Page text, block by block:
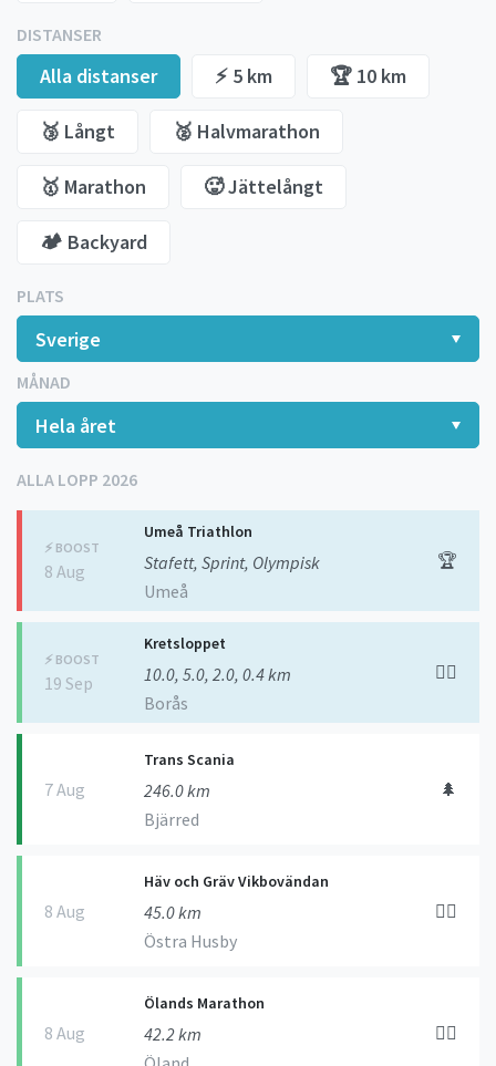
DISTANSER
Alla distanser ⚡️ 5 km 🏆 10 km
🥉 Långt 🥈 Halvmarathon
🥇 Marathon 🥵 Jättelångt
🏕️ Backyard
PLATS
MÅNAD
ALLA LOPP 2026
⚡️ BOOST
8 Aug
Umeå Triathlon
Stafett, Sprint, Olympisk
Umeå
🏆
⚡️ BOOST
19 Sep
Kretsloppet
10.0, 5.0, 2.0, 0.4 km
Borås
🏃‍♀️
7 Aug
Trans Scania
246.0 km
Bjärred
🌲
8 Aug
Häv och Gräv Vikbovändan
45.0 km
Östra Husby
🏃‍♀️
8 Aug
Ölands Marathon
42.2 km
🏃‍♀️